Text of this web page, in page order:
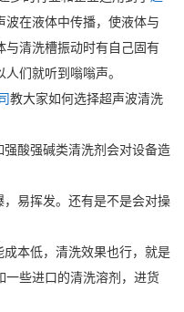
在液体中传播，使液体与
清洗槽振动时有自己固有
们就听到嗡嗡声。
教大家如何选择超声波清洗
酸强碱类清洗剂会对设备造
易挥发。还有是不是会对操
本低，清洗效果也行，就是
些进口的清洗溶剂，进货